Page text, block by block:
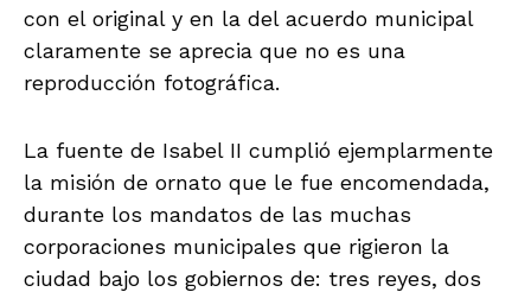
con el original y en la del acuerdo municipal
claramente se aprecia que no es una
reproducción fotográfica.
La fuente de Isabel II cumplió ejemplarmente
la misión de ornato que le fue encomendada,
durante los mandatos de las muchas
corporaciones municipales que rigieron la
ciudad bajo los gobiernos de: tres reyes, dos